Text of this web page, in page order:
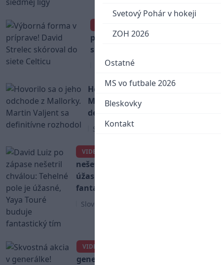
Svetový Pohár v hokeji
ZOH 2026
Ostatné
MS vo futbale 2026
Bleskovky
Kontakt
príprave! David Strelec
skóroval do siete Celticu
Slovenský futbal
Hovorilo sa o jeho odchode z
Mallorky. Martin Valjent sa
definitívne rozhodol
Slovenský futbal
VIDEO
nešetril chválou: Tehelné pole je
úžasné, Yaya Touré buduje
fantastický tím
Slovenský futbal
VIDEO
generálke! Wimmer a Šporar